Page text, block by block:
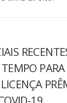
19.